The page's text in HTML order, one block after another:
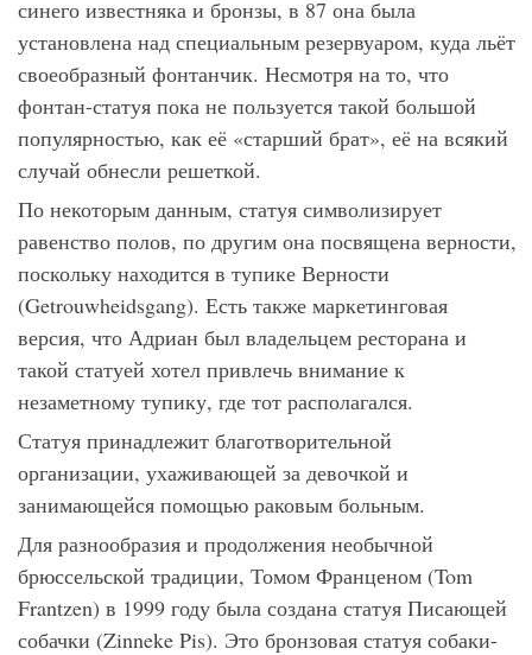
синего известняка и бронзы, в 87 она была
установлена над специальным резервуаром, куда льёт
своеобразный фонтанчик. Несмотря на то, что
фонтан-статуя пока не пользуется такой большой
популярностью, как её «старший брат», её на всякий
случай обнесли решеткой.
По некоторым данным, статуя символизирует
равенство полов, по другим она посвящена верности,
поскольку находится в тупике Верности
(Getrouwheidsgang). Есть также маркетинговая
версия, что Адриан был владельцем ресторана и
такой статуей хотел привлечь внимание к
незаметному тупику, где тот располагался.
Статуя принадлежит благотворительной
организации, ухаживающей за девочкой и
занимающейся помощью раковым больным.
Для разнообразия и продолжения необычной
брюссельской традиции, Томом Франценом (Tom
Frantzen) в 1999 году была создана статуя Писающей
собачки (Zinneke Pis). Это бронзовая статуя собаки-